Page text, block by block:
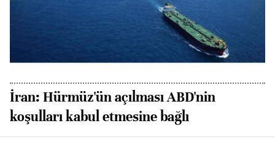
İran: Hürmüz'ün açılması ABD'nin
koşulları kabul etmesine bağlı